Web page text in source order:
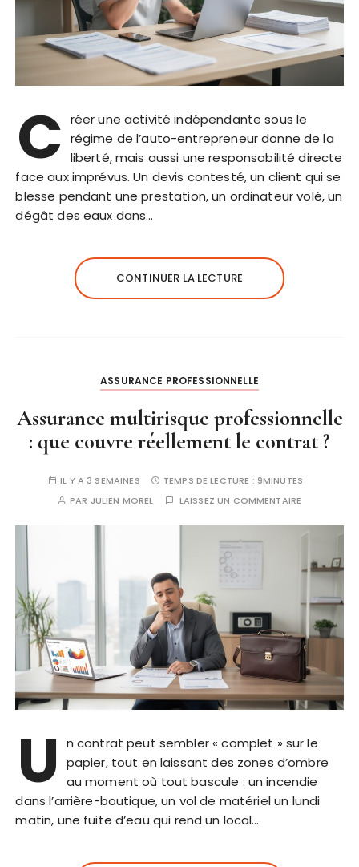
C réer une activité indépendante sous le
régime de l’auto-entrepreneur donne de la
liberté, mais aussi une responsabilité directe
face aux imprévus. Un devis contesté, un client qui se
blesse pendant une prestation, un ordinateur volé, un
dégât des eaux dans…
CONTINUER LA LECTURE
ASSURANCE PROFESSIONNELLE
Assurance multirisque professionnelle
: que couvre réellement le contrat ?
IL Y A 3 SEMAINES TEMPS DE LECTURE : 9MINUTES
PAR JULIEN MOREL LAISSEZ UN COMMENTAIRE
U
n contrat peut sembler « complet » sur le
papier, tout en laissant des zones d’ombre
au moment où tout bascule : un incendie
dans l’arrière-boutique, un vol de matériel un lundi
matin, une fuite d’eau qui rend un local…